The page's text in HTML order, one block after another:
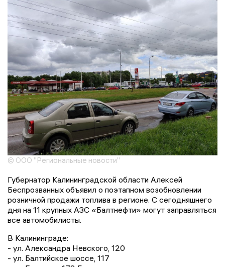
© ООО "Региональные новости"
Губернатор Калининградской области Алексей
Беспрозванных объявил о поэтапном возобновлении
розничной продажи топлива в регионе. С сегодняшнего
дня на 11 крупных АЗС «Балтнефти» могут заправляться
все автомобилисты.
В Калининграде:
- ул. Александра Невского, 120
- ул. Балтийское шоссе, 117